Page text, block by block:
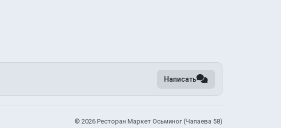
Написать
© 2026 Ресторан Маркет Осьминог (Чапаева 58)